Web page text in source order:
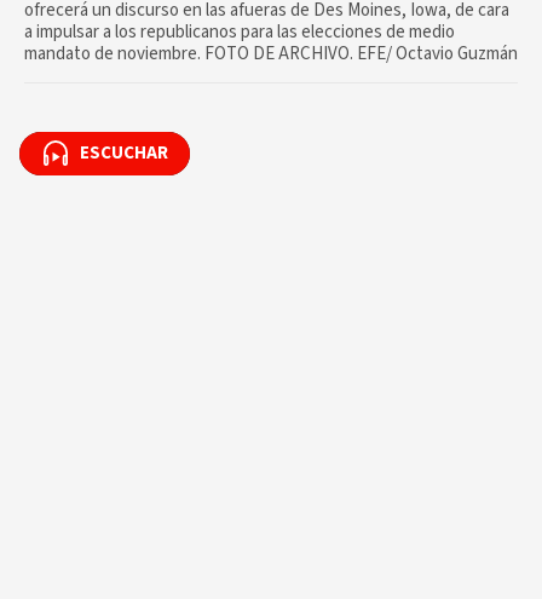
ofrecerá un discurso en las afueras de Des Moines, Iowa, de cara
a impulsar a los republicanos para las elecciones de medio
mandato de noviembre. FOTO DE ARCHIVO. EFE/ Octavio Guzmán
ESCUCHAR
ESCUCHAR